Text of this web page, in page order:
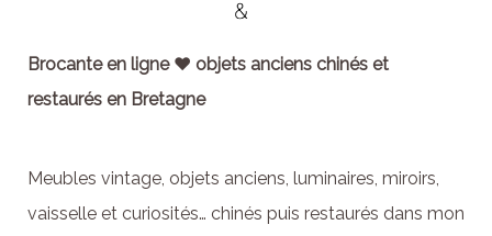
Brocante en ligne ♥ objets anciens chinés et
restaurés en Bretagne
Meubles vintage, objets anciens, luminaires, miroirs,
vaisselle et curiosités… chinés puis restaurés dans mon